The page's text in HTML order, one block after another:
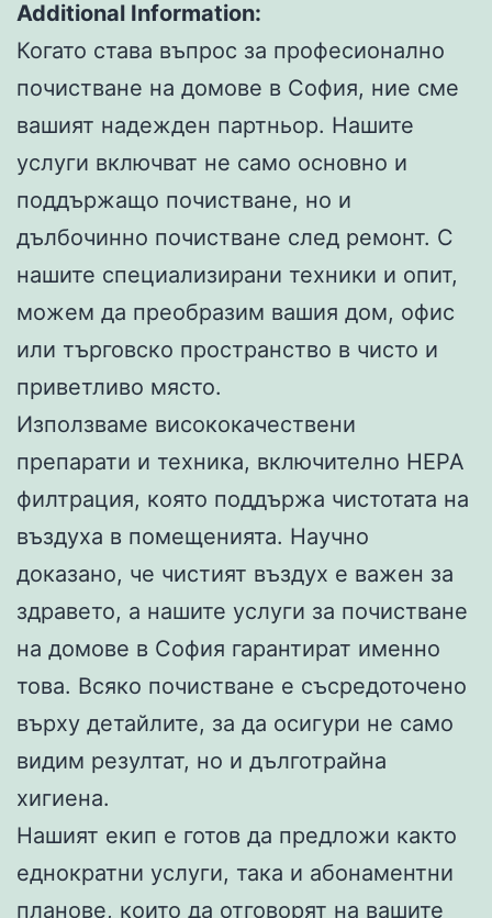
Additional Information:
Когато става въпрос за професионално
почистване на домове в София, ние сме
вашият надежден партньор. Нашите
услуги включват не само основно и
поддържащо почистване, но и
дълбочинно почистване след ремонт. С
нашите специализирани техники и опит,
можем да преобразим вашия дом, офис
или търговско пространство в чисто и
приветливо място.
Използваме висококачествени
препарати и техника, включително HEPA
филтрация, която поддържа чистотата на
въздуха в помещенията. Научно
доказано, че чистият въздух е важен за
здравето, а нашите услуги за почистване
на домове в София гарантират именно
това. Всяко почистване е съсредоточено
върху детайлите, за да осигури не само
видим резултат, но и дълготрайна
хигиена.
Нашият екип е готов да предложи както
еднократни услуги, така и абонаментни
планове, които да отговорят на вашите